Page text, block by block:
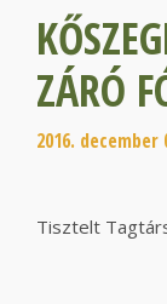
ZÁRÓ
2016.
Tisztelt